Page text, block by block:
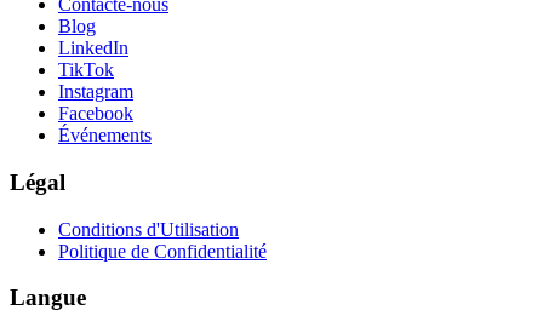
Contacte-nous
Blog
LinkedIn
TikTok
Instagram
Facebook
Événements
Légal
Conditions d'Utilisation
Politique de Confidentialité
Langue